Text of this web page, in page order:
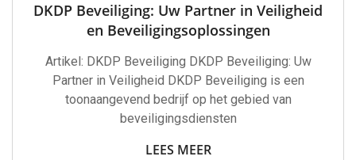
DKDP Beveiliging: Uw Partner in Veiligheid
en Beveiligingsoplossingen
Artikel: DKDP Beveiliging DKDP Beveiliging: Uw
Partner in Veiligheid DKDP Beveiliging is een
toonaangevend bedrijf op het gebied van
beveiligingsdiensten
LEES MEER